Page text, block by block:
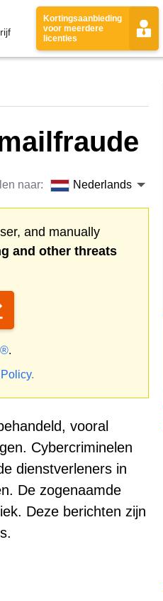
Kortingsaanbieding
voor meerdere
licenties
naar: Nederlands
and manually
and other threats
.
.
vooral
Cybercriminelen
dienstverleners in
De zogenaamde
Deze berichten zijn